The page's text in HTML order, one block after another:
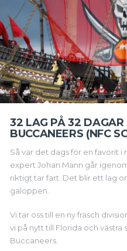
32 LAG PÅ 32
BUCCANEERS (NFC
Så var det dags för en favorit i
expert Johan Mann går
riktigt tar fart. Det blir ett lag
galoppen.
Vi tar oss till en ny fräsch
vi på nytt till Florida och västra
Buccaneers.